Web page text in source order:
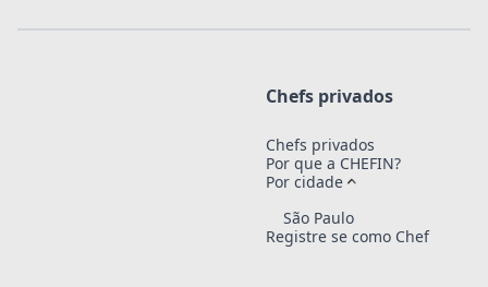
Chefs privados
Chefs privados
Por que a CHEFIN?
Por cidade
São Paulo
Registre se como Chef